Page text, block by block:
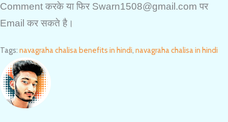
Comment करके या फिर Swarn1508@gmail.com पर
Email कर सकते है।
Tags: navagraha chalisa benefits in hindi, navagraha chalisa in hindi